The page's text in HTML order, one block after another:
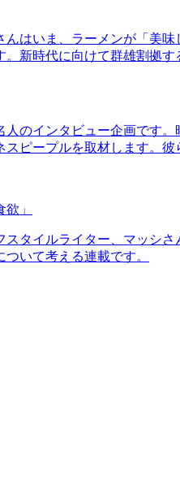
んはいま、ラーメンが「美
新時代に向けて群雄割拠
人のインタビュー企画です
ピープルを取材します。
」
スタイルライター、マッシ
いて考える連載です。